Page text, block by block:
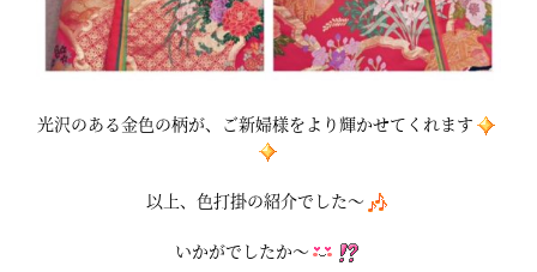
光沢のある金色の柄が、ご新婦様をより輝かせてくれます
以上、色打掛の紹介でした～
いかがでしたか～